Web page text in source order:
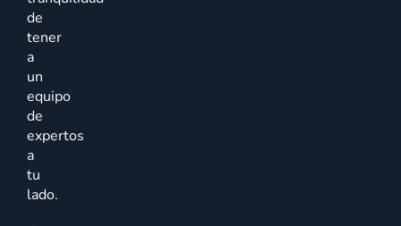
de
tener
a
un
equipo
de
expertos
a
tu
lado.